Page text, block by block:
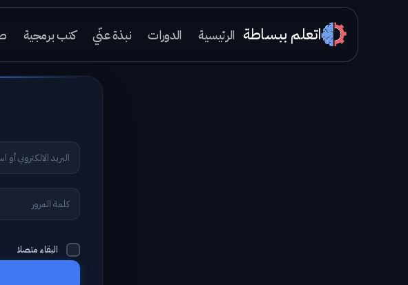
اتعلم ببساطة الرئيسية الدورات نبذة عنّي كتب برمجية
البقاء متصلا